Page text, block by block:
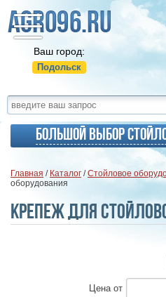
Ваш город:
Подольск
Большой выбор
Главная / Каталог /Стойловое
оборудования
Крепеж для
Ценаот